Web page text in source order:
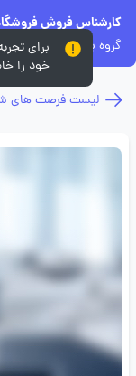
کارشناس فروش
گروه برندهای درسا
لیست فرصت های
خود را